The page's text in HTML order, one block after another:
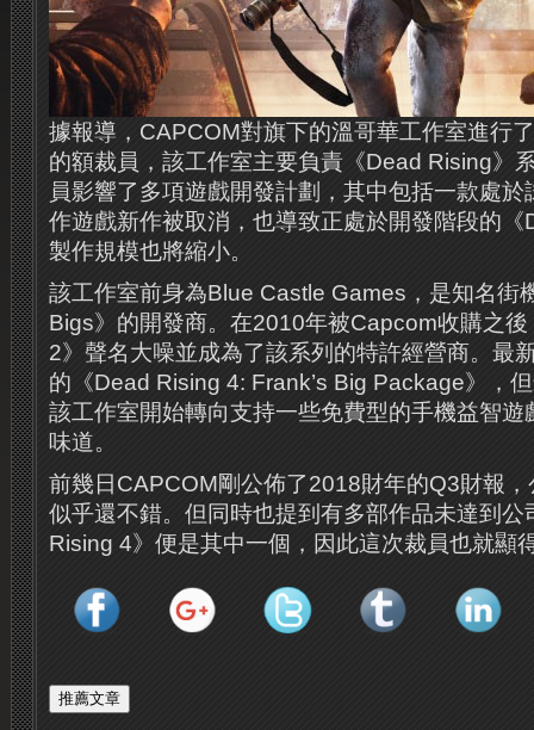
據報導，CAPCOM對旗下的溫哥華工作室進行
的額裁員，該工作室主要負責《Dead Rising》
員影響了多項遊戲開發計劃，其中包括一款處
作遊戲新作被取消，也導致正處於開發階段的
製作規模也將縮小。
該工作室前身為Blue Castle Games，是知名街
Bigs》的開發商。在2010年被Capcom收購之
2》聲名大噪並成為了該系列的特許經營商。最
的《Dead Rising 4: Frank’s Big Package》，
該工作室開始轉向支持一些免費型的手機益智遊
味道。
前幾日CAPCOM剛公佈了2018財年的Q3財報
似乎還不錯。但同時也提到有多部作品未達到公
Rising 4》便是其中一個，因此這次裁員也就顯